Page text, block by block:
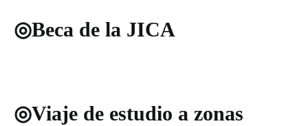
◎Beca de la JICA
◎Viaje de estudio a zonas